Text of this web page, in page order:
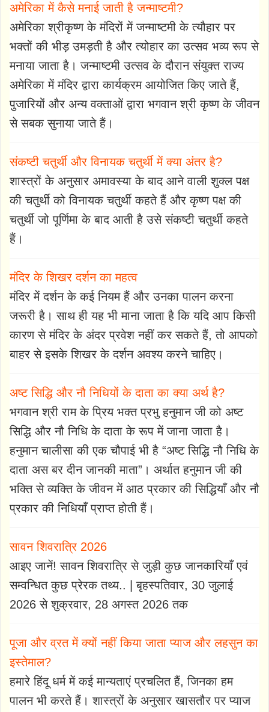
अमेरिका में कैसे मनाई जाती है जन्माष्टमी?
अमेरिका श्रीकृष्ण के मंदिरों में जन्माष्टमी के त्यौहार पर
भक्तों की भीड़ उमड़ती है और त्योहार का उत्सव भव्य रूप से
मनाया जाता है। जन्माष्टमी उत्सव के दौरान संयुक्त राज्य
अमेरिका में मंदिर द्वारा कार्यक्रम आयोजित किए जाते हैं,
पुजारियों और अन्य वक्ताओं द्वारा भगवान श्री कृष्ण के जीवन
से सबक सुनाया जाते हैं।
संकष्टी चतुर्थी और विनायक चतुर्थी में क्या अंतर है?
शास्त्रों के अनुसार अमावस्या के बाद आने वाली शुक्ल पक्ष
की चतुर्थी को विनायक चतुर्थी कहते हैं और कृष्ण पक्ष की
चतुर्थी जो पूर्णिमा के बाद आती है उसे संकष्टी चतुर्थी कहते
हैं।
मंदिर के शिखर दर्शन का महत्व
मंदिर में दर्शन के कई नियम हैं और उनका पालन करना
जरूरी है। साथ ही यह भी माना जाता है कि यदि आप किसी
कारण से मंदिर के अंदर प्रवेश नहीं कर सकते हैं, तो आपको
बाहर से इसके शिखर के दर्शन अवश्य करने चाहिए।
अष्ट सिद्धि और नौ निधियों के दाता का क्या अर्थ है?
भगवान श्री राम के प्रिय भक्त प्रभु हनुमान जी को अष्ट
सिद्धि और नौ निधि के दाता के रूप में जाना जाता है।
हनुमान चालीसा की एक चौपाई भी है “अष्ट सिद्धि नौ निधि के
दाता अस बर दीन जानकी माता”। अर्थात हनुमान जी की
भक्ति से व्यक्ति के जीवन में आठ प्रकार की सिद्धियाँ और नौ
प्रकार की निधियाँ प्राप्त होती हैं।
सावन शिवरात्रि 2026
आइए जानें! सावन शिवरात्रि से जुड़ी कुछ जानकारियाँ एवं
सम्वन्धित कुछ प्रेरक तथ्य.. | बृहस्पतिवार, 30 जुलाई
2026 से शुक्रवार, 28 अगस्त 2026 तक
पूजा और व्रत में क्यों नहीं किया जाता प्याज और लहसुन का
इस्तेमाल?
हमारे हिंदू धर्म में कई मान्यताएं प्रचलित हैं, जिनका हम
पालन भी करते हैं। शास्त्रों के अनुसार खासतौर पर प्याज